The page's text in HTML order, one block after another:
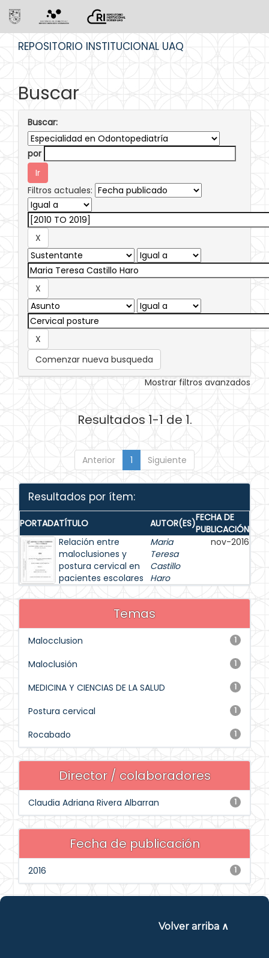
REPOSITORIO INSTITUCIONAL UAQ
Buscar
Buscar:
por
Filtros actuales:
Comenzar nueva busqueda
Mostrar filtros avanzados
Resultados 1-1 de 1.
Anterior 1 Siguiente
Resultados por ítem:
PORTADATÍTULO AUTOR(ES)FECHA DE
PUBLICACIÓN
Relación entre
maloclusiones y
postura cervical en
pacientes escolares
Maria
Teresa
Castillo
Haro
nov-2016
Temas
1
Malocclusion
1
Maloclusión
1
MEDICINA Y CIENCIAS DE LA SALUD
1
Postura cervical
1
Rocabado
Director / colaboradores
1
Claudia Adriana Rivera Albarran
Fecha de publicación
1
2016
Volver arriba ∧